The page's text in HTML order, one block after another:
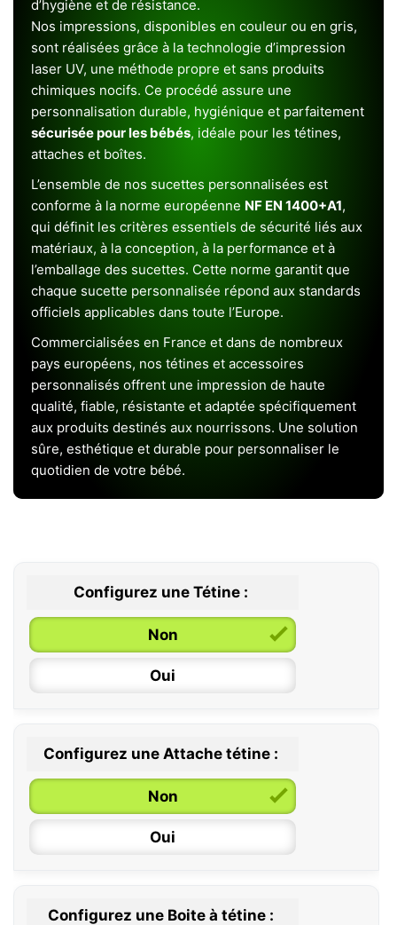
d’hygiène et de résistance.
Nos impressions, disponibles en couleur ou en gris,
sont réalisées grâce à la technologie d’impression
laser UV, une méthode propre et sans produits
chimiques nocifs. Ce procédé assure une
personnalisation durable, hygiénique et parfaitement
sécurisée pour les bébés, idéale pour les tétines,
attaches et boîtes.
L’ensemble de nos sucettes personnalisées est
conforme à la norme européenne NF EN 1400+A1,
qui définit les critères essentiels de sécurité liés aux
matériaux, à la conception, à la performance et à
l’emballage des sucettes. Cette norme garantit que
chaque sucette personnalisée répond aux standards
officiels applicables dans toute l’Europe.
Commercialisées en France et dans de nombreux
pays européens, nos tétines et accessoires
personnalisés offrent une impression de haute
qualité, fiable, résistante et adaptée spécifiquement
aux produits destinés aux nourrissons. Une solution
sûre, esthétique et durable pour personnaliser le
quotidien de votre bébé.
Configurez une Tétine :
Non
Oui
0 / 6 mois
6 / 36 mois
Configurez une Attache tétine :
Non
Oui
Configurez une Boite à tétine :